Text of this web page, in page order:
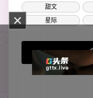
阴差阳错 机甲 星际
甜文)
甜文
星际